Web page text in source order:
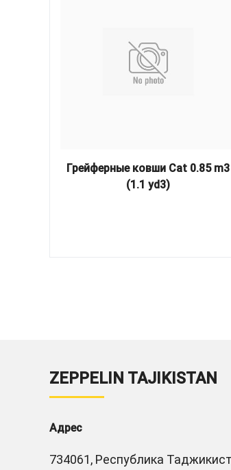
Грейферные ковши Cat 0.85 m3
(1.1 yd3)
ZEPPELIN TAJIKISTAN
Адрес
734061, Республика